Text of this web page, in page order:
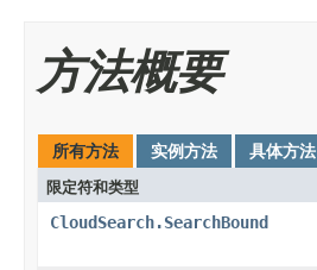
方法概要
所有方法 实例方法 具体方法
限定符和类型
CloudSearch.SearchBound